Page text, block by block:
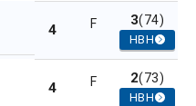
4 F 3(74)
HBH
4 F 2(73)
HBH